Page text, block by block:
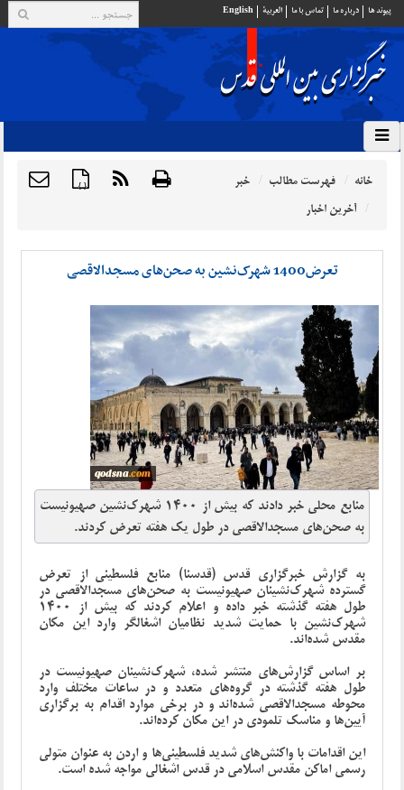
پيوند ها درباره ما تماس با ما العربية English
{ } خانه فهرست مطالب
خبر
آخرین اخبار
تعرض1400 شهرک‌نشین به صحن‌های مسجدالاقصی
منابع محلی خبر دادند که بیش از 1400 شهرک‌نشین صهیونیست
به صحن‌های مسجدالاقصی در طول یک هفته تعرض کردند.
به گزارش خبرگزاری قدس (قدسنا) منابع فلسطینی از تعرض
گسترده شهرک‌نشینان صهیونیست به صحن‌های مسجدالاقصی در
طول هفته گذشته خبر داده و اعلام کردند که بیش از 1400
شهرک‌نشین با حمایت شدید نظامیان اشغالگر وارد این مکان
مقدس شده‌اند.
بر اساس گزارش‌های منتشر شده، شهرک‌نشینان صهیونیست در
طول هفته گذشته در گروه‌های متعدد و در ساعات مختلف وارد
محوطه مسجدالاقصی شده‌اند و در برخی موارد اقدام به برگزاری
آیین‌ها و مناسک تلمودی در این مکان کرده‌اند.
این اقدامات با واکنش‌های شدید فلسطینی‌ها و اردن به عنوان متولی
رسمی اماکن مقدس اسلامی در قدس اشغالی مواجه شده است.